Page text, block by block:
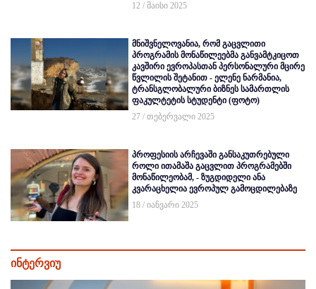
12 / მაისი 2025
მნიშვნელოვანია, რომ გაცვლითი
პროგრამის მონაწილეებმა განვამტკიცოთ
კავშირი ევროპასთან პერსონალური მცირე
წვლილის შეტანით - ელენე ნარმანია,
ტრანსგლობალური ბიზნეს სამართლის
ფაკულტეტის სტუდენტი (ფოტო)
27 / თებერვალი 2025
პროფესიის არჩევაში განსაკუთრებული
როლი ითამაშა გაცვლით პროგრამებში
მონაწილეობამ, - ზუგდიდელი ანა
კვარაცხელია ევროპულ გამოცდილებაზე
18 / იანვარი 2025
ინტერვიუ